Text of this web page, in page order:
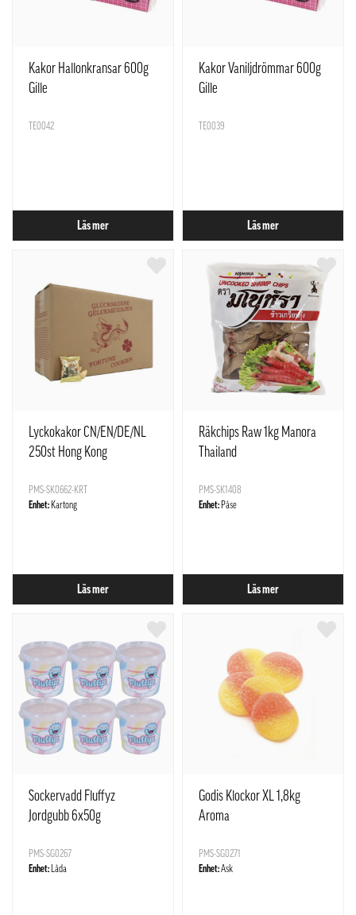
Kakor Hallonkransar 600g
Gille
TE0042
Läs mer
Kakor Vaniljdrömmar 600g
Gille
TE0039
Läs mer
Lyckokakor CN/EN/DE/NL
250st Hong Kong
PMS-SK0662-KRT
Enhet: Kartong
Läs mer
Räkchips Raw 1kg Manora
Thailand
PMS-SK1408
Enhet: Påse
Läs mer
Sockervadd Fluffyz
Jordgubb 6x50g
PMS-SG0267
Enhet: Låda
Godis Klockor XL 1,8kg
Aroma
PMS-SG0271
Enhet:Ask